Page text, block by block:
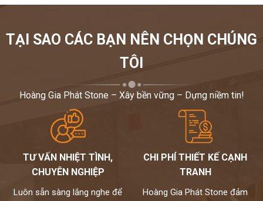
TẠI SAO CÁC BẠN NÊN CHỌN CHÚNG
TÔI
Hoàng Gia Phát Stone – Xây bền vững – Dựng niềm tin!
TƯ VẤN NHIỆT TÌNH,
CHUYÊN NGHIỆP
Luôn sẵn sàng lắng nghe để
CHI PHÍ THIẾT KẾ CẠNH
TRANH
Hoàng Gia Phát Stone đảm